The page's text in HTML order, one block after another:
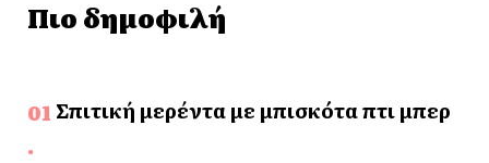
Πιο δημοφιλή
Σπιτική μερέντα με μπισκότα πτι μπερ